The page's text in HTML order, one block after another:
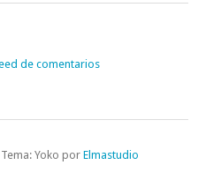
de comentarios
Tema: Yoko por Elmastudio